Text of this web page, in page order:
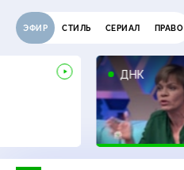
ЭФИР СТИЛЬ СЕРИАЛ ПРАВО
ДНК